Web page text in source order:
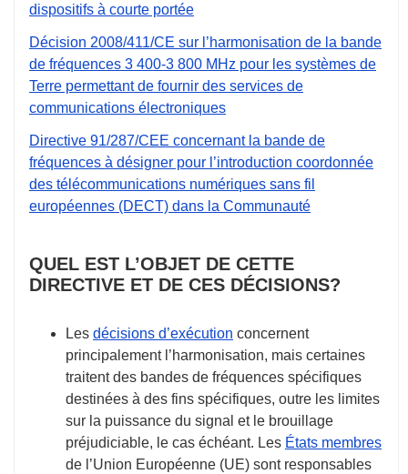
dispositifs à courte portée
Décision 2008/411/CE sur l’harmonisation de la bande
de fréquences 3 400-3 800 MHz pour les systèmes de
Terre permettant de fournir des services de
communications électroniques
Directive 91/287/CEE concernant la bande de
fréquences à désigner pour l’introduction coordonnée
des télécommunications numériques sans fil
européennes (DECT) dans la Communauté
QUEL EST L’OBJET DE CETTE
DIRECTIVE ET DE CES DÉCISIONS?
Les décisions d’exécution concernent
principalement l’harmonisation, mais certaines
traitent des bandes de fréquences spécifiques
destinées à des fins spécifiques, outre les limites
sur la puissance du signal et le brouillage
préjudiciable, le cas échéant. Les États membres
de l’Union Européenne (UE) sont responsables